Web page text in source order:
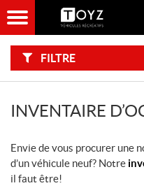
FILTRE
F
I
L
TFiltre
Catégorie
Inventaire
CHERCHER
INVENTAIRE
Envie de vous procurer une
d’un véhicule neuf? Notre
il faut être!